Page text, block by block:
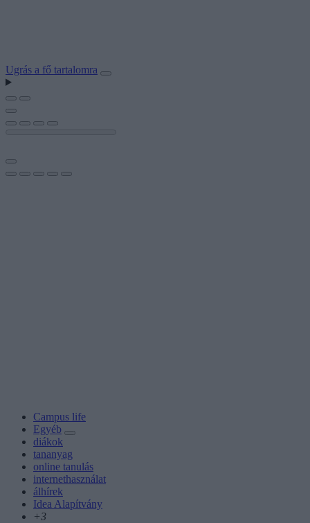
Ugrás a fő tartalomra
Campus life
Egyéb
diákok
tananyag
online tanulás
internethasználat
álhírek
Idea Alapítvány
+3